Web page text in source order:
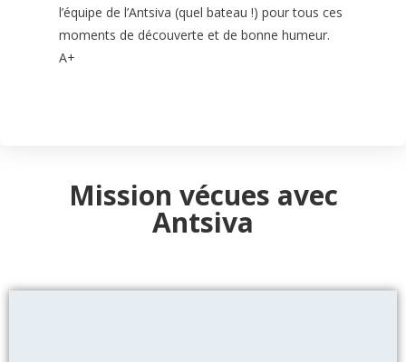
l’équipe de l’Antsiva (quel bateau !) pour tous ces
moments de découverte et de bonne humeur.
A+
Mission vécues avec
Antsiva